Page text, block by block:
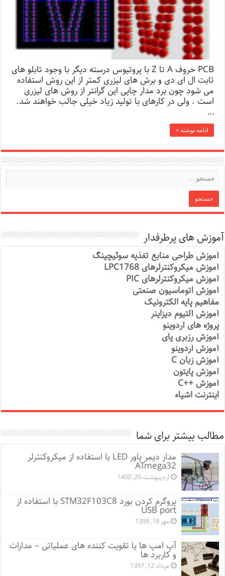
PCB حروف A تا Z با پروتیوس درسته دیگر با وجود تابلو های
ثابت ال ای دی و برش های لیزری کمتر از این روش استفاده
می شود چون برد مدار چاپی این گرانتر از روش های لیزری
است . ولی در کارهای با تولید زیاد خیلی جالب خواهند شد.
…
ادامه نوشته »
آموزش های پرطرفدار
آموزش طراحی منابع تغذیه سوئیچینگ
آموزش میکروکنترلرهای LPC1768
آموزش میکروکنترلرهای PIC
آموزش اتوماسیون صنعتی
مفاهیم پایه الکترونیک
آموزش آلتیوم دیزاینر
پروژه های آردوینو
آموزش رزبری پای
آموزش آردوینو
آموزش زبان C
آموزش پایتون
آموزش ++C
اینترنت اشیاء
مطالب بیشتر برای شما
مدار دیمر پاور LED با استفاده از میکروکنترلر
ATmega32
اردیبهشت 20, 1400
پروگرم کردن بورد STM32F103C8 با استفاده از
USB port
مهر 18, 1399
آپ امپ ها یا تقویت کننده های عملیاتی – مدارات
و کاربرد ها
مرداد 12, 1397